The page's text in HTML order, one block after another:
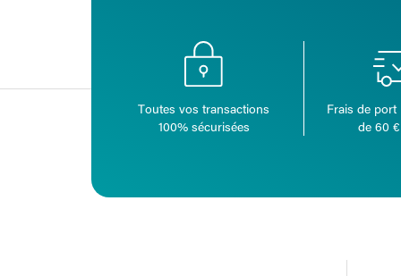
Toutes vos transactions
100% sécurisées
Frais de
de 60